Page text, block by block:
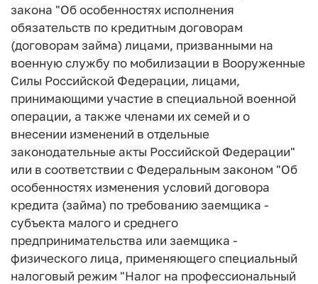
закона "Об особенностях исполнения
обязательств по кредитным договорам
(договорам займа) лицами, призванными на
военную службу по мобилизации в Вооруженные
Силы Российской Федерации, лицами,
принимающими участие в специальной военной
операции, а также членами их семей и о
внесении изменений в отдельные
законодательные акты Российской Федерации"
или в соответствии с Федеральным законом "Об
особенностях изменения условий договора
кредита (займа) по требованию заемщика -
субъекта малого и среднего
предпринимательства или заемщика -
физического лица, применяющего специальный
налоговый режим "Налог на профессиональный